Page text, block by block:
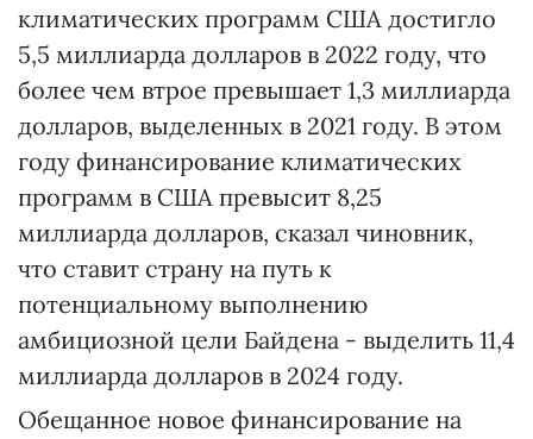
климатических программ США достигло
5,5 миллиарда долларов в 2022 году, что
более чем втрое превышает 1,3 миллиарда
долларов, выделенных в 2021 году. В этом
году финансирование климатических
программ в США превысит 8,25
миллиарда долларов, сказал чиновник,
что ставит страну на путь к
потенциальному выполнению
амбициозной цели Байдена - выделить 11,4
миллиарда долларов в 2024 году.
Обещанное новое финансирование на